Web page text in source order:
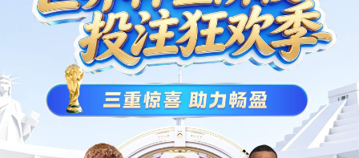
文档
工具
自助服务
服务产品 服务窗口